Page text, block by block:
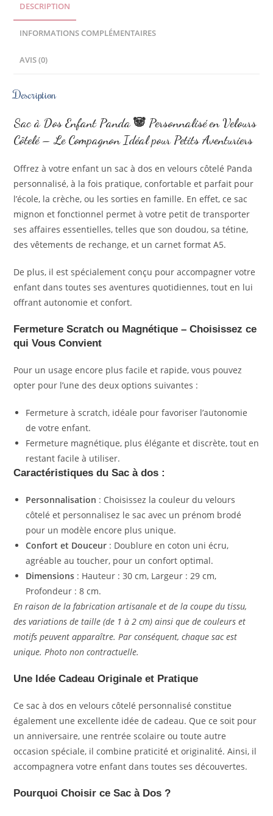
DESCRIPTION
INFORMATIONS COMPLÉMENTAIRES
AVIS (0)
Description
Sac à Dos Enfant Panda🐼 Personnalisé en Velours
Côtelé – Le Compagnon Idéal pour Petits Aventuriers
Offrez à votre enfant un sac à dos en velours côtelé Panda
personnalisé, à la fois pratique, confortable et parfait pour
l’école, la crèche, ou les sorties en famille. En effet, ce sac
mignon et fonctionnel permet à votre petit de transporter
ses affaires essentielles, telles que son doudou, sa tétine,
des vêtements de rechange, et un carnet format A5.
De plus, il est spécialement conçu pour accompagner votre
enfant dans toutes ses aventures quotidiennes, tout en lui
offrant autonomie et confort.
Fermeture Scratch ou Magnétique – Choisissez ce
qui Vous Convient
Pour un usage encore plus facile et rapide, vous pouvez
opter pour l’une des deux options suivantes :
Fermeture à scratch, idéale pour favoriser l’autonomie
de votre enfant.
Fermeture magnétique, plus élégante et discrète, tout en
restant facile à utiliser.
Caractéristiques du Sac à dos :
Personnalisation : Choisissez la couleur du velours
côtelé et personnalisez le sac avec un prénom brodé
pour un modèle encore plus unique.
Confort et Douceur : Doublure en coton uni écru,
agréable au toucher, pour un confort optimal.
Dimensions : Hauteur : 30 cm, Largeur : 29 cm,
Profondeur : 8 cm.
En raison de la fabrication artisanale et de la coupe du tissu,
des variations de taille (de 1 à 2 cm) ainsi que de couleurs et
motifs peuvent apparaître. Par conséquent, chaque sac est
unique. Photo non contractuelle.
Une Idée Cadeau Originale et Pratique
Ce sac à dos en velours côtelé personnalisé constitue
également une excellente idée de cadeau. Que ce soit pour
un anniversaire, une rentrée scolaire ou toute autre
occasion spéciale, il combine praticité et originalité. Ainsi, il
accompagnera votre enfant dans toutes ses découvertes.
Pourquoi Choisir ce Sac à Dos ?